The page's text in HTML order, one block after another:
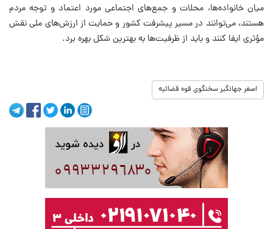
میان خانواده‌ها، محلات و جمع‌های اجتماعی مورد اعتماد و توجه مردم
هستند، می‌توانند در مسیر پیشرفت کشور و حمایت از ارزش‌های ملی نقش
مؤثری ایفا کنند و باید از ظرفیت‌ها به بهترین شکل بهره برد.
اصغر جهانگیر سخنگوی قوه قضائیه